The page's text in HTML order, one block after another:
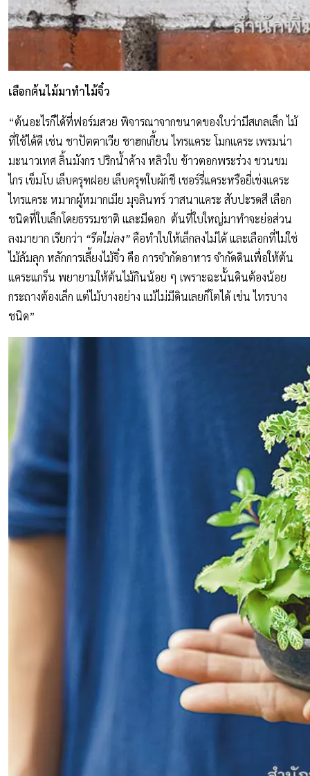
เลือกต้นไม้มาทำไม้จิ๋ว
“ต้นอะไรก็ได้ที่ฟอร์มสวย พิจารณาจากขนาดของใบว่ามีสเกลเล็ก ไม้
ที่ใช้ได้ดี เช่น ชาปัตตาเวีย ชาฮกเกี้ยน ไทรแคระ โมกแคระ เพรมน่า
มะนาวเทศ ลิ้นมังกร ปริกน้ำค้าง หลิวใบ ข้าวตอกพระร่วง ชวนชม
ไกร เข็มโบ เล็บครุฑฝอย เล็บครุฑใบผักชี เชอร์รี่แคระหรือยี่เข่งแคระ
ไทรแคระ หมากผู้หมากเมีย มุจลินทร์ วาสนาแคระ สับปะรดสี เลือก
ชนิดที่ใบเล็กโดยธรรมชาติ และมีดอก ต้นที่ใบใหญ่มาทำจะย่อส่วน
ลงมายาก เรียกว่า “รีดไม่ลง”คือทำใบให้เล็กลงไม่ได้ และเลือกที่ไม่ใช่
ไม้ล้มลุก หลักการเลี้ยงไม้จิ๋ว คือ การจำกัดอาหาร จำกัดดินเพื่อให้ต้น
แคระแกร็น พยายามให้ต้นไม้กินน้อย ๆ เพราะฉะนั้นดินต้องน้อย
กระถางต้องเล็ก แต่ไม้บางอย่าง แม้ไม่มีดินเลยก็โตได้ เช่น ไทรบาง
ชนิด”